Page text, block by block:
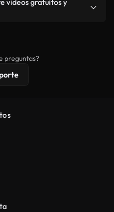
que el producto final no
videos gratuitos y
preguntas?